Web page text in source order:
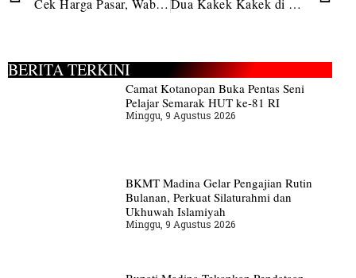
Cek Harga Pasar, Wabup Sebut Secara Umum Harga Sembako di Madina Stabil Dua Kakek Kakek di Kecamatan Ulu Pungkut Diduga Cabuli Anak di Bawah Umur
BERITA TERKINI
Camat Kotanopan Buka Pentas Seni
Pelajar Semarak HUT ke-81 RI
Minggu, 9 Agustus 2026
BKMT Madina Gelar Pengajian Rutin
Bulanan, Perkuat Silaturahmi dan
Ukhuwah Islamiyah
Minggu, 9 Agustus 2026